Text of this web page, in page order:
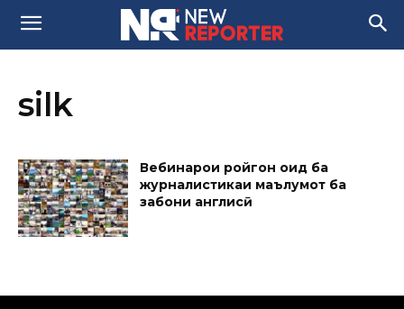
silk
Вебинарҳои ройгон оид ба
журналистикаи маълумот ба
забони англисӣ